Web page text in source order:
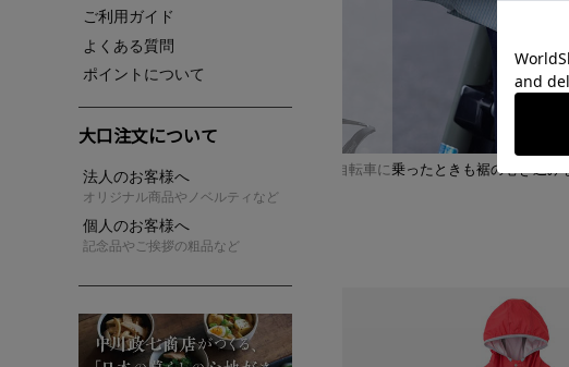
ご利用ガイド
よくある質問
ポイントについて
大口注文について
法人のお客様へ
オリジナル商品やノベルティなど
個人のお客様へ
記念品やご挨拶の粗品など
前後の裾をボタンで留めることで、自転車に乗ったときも裾の巻き込みを
防げるロンパース仕様